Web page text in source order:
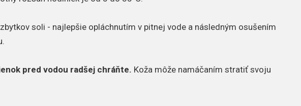
soli - najlepšie opláchnutím v pitnej vode a následným osušením
pred vodou radšej chráňte. Koža môže namáčaním stratiť svoju